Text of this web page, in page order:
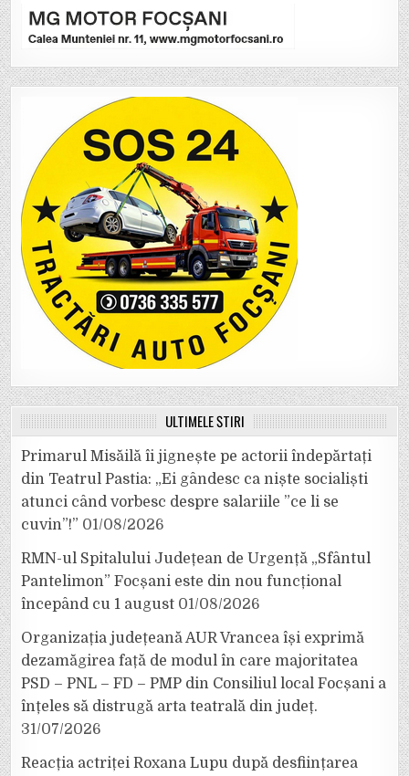
ULTIMELE ȘTIRI
Primarul Misăilă îi jignește pe actorii îndepărtați
din Teatrul Pastia: „Ei gândesc ca niște socialiști
atunci când vorbesc despre salariile ”ce li se
cuvin”!” 01/08/2026
RMN-ul Spitalului Județean de Urgență „Sfântul
Pantelimon” Focșani este din nou funcțional
începând cu 1 august 01/08/2026
Organizația județeană AUR Vrancea își exprimă
dezamăgirea față de modul în care majoritatea
PSD – PNL – FD – PMP din Consiliul local Focșani a
înțeles să distrugă arta teatrală din județ.
31/07/2026
Reacția actriței Roxana Lupu după desființarea